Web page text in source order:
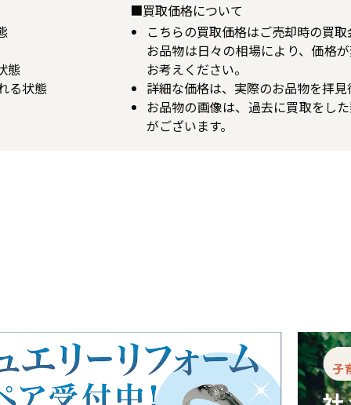
態
る状態
■買取価格について
こちらの買取価格はご売却時の買取
お品物は日々の相場により、価格
お考えください。
詳細な価格は、実際のお品物を拝見
お品物の画像は、過去に買取をし
がございます。